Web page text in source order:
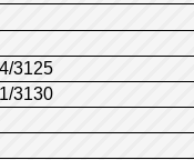
3125
3130